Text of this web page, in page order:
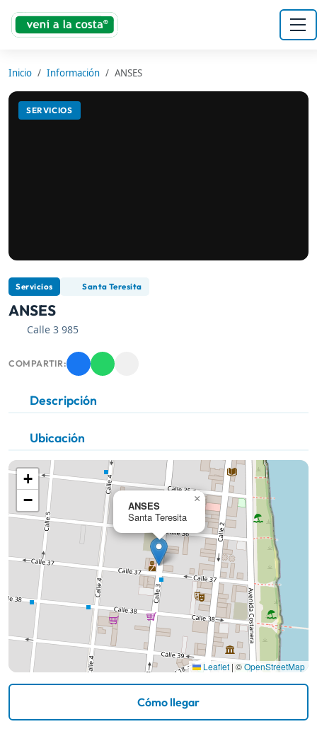
Inicio Información ANSES
SERVICIOS
Servicios Santa Teresita
ANSES
Calle 3 985
COMPARTIR:
Descripción
Ubicación
ANSES
Santa Teresita
×
+
−
Leaflet | ©OpenStreetMap
Cómo llegar